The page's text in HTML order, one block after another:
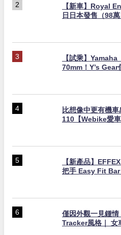
【新車】Royal
日日本發售（98
【試乘】
70mm！Y’s Gear
比想像中更有機
110【Webike愛車
【新產品】
把手 Easy Fit Bar
僅因外觀一見鍾
Tracker風格｜ 女